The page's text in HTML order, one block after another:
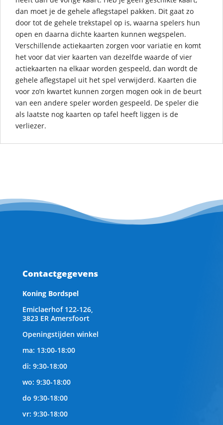
dan moet je de gehele aflegstapel pakken. Dit gaat zo
door tot de gehele trekstapel op is, waarna spelers hun
open en daarna dichte kaarten kunnen wegspelen.
Verschillende actiekaarten zorgen voor variatie en komt
het voor dat vier kaarten van dezelfde waarde of vier
actiekaarten na elkaar worden gespeeld, dan wordt de
gehele aflegstapel uit het spel verwijderd. Kaarten die
voor zo’n kwartet kunnen zorgen mogen ook in de beurt
van een andere speler worden gespeeld. De speler die
als laatste nog kaarten op tafel heeft liggen is de
verliezer.
Contactgegevens
Koning Bordspel
Emiclaerhof 122-126,
3823 ER Amersfoort
Openingstijden winkel
ma: 13:00-18:00
di: 9:30-18:00
wo: 9:30-18:00
do 9:30-18:00
vr: 9:30-18:00